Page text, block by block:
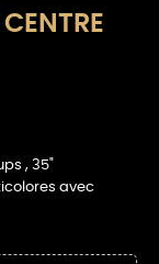
, 35"
avec